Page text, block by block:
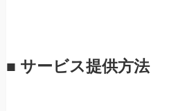
■ サービス提供方法